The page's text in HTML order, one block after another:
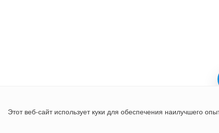
Этот веб-сайт использует куки для обеспечения наилучшего